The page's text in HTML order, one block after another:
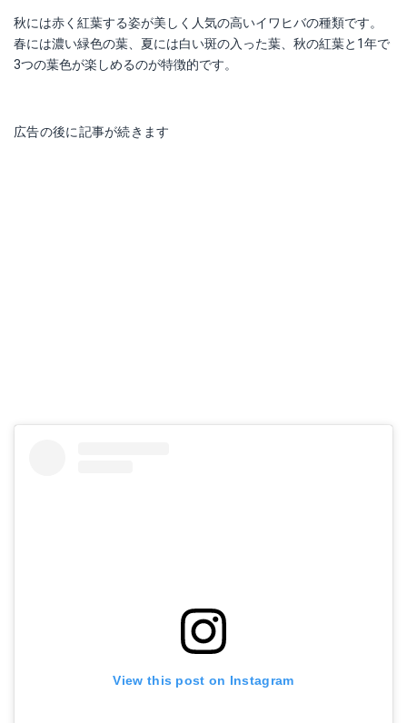
秋には赤く紅葉する姿が美しく人気の高いイワヒバの種類です。
春には濃い緑色の葉、夏には白い斑の入った葉、秋の紅葉と1年で
3つの葉色が楽しめるのが特徴的です。
広告の後に記事が続きます
View this post on Instagram